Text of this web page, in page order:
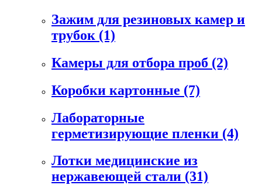
Зажим для резиновых камер и
трубок (1)
Камеры для отбора проб (2)
Коробки картонные (7)
Лабораторные
герметизирующие пленки (4)
Лотки медицинские из
нержавеющей стали (31)